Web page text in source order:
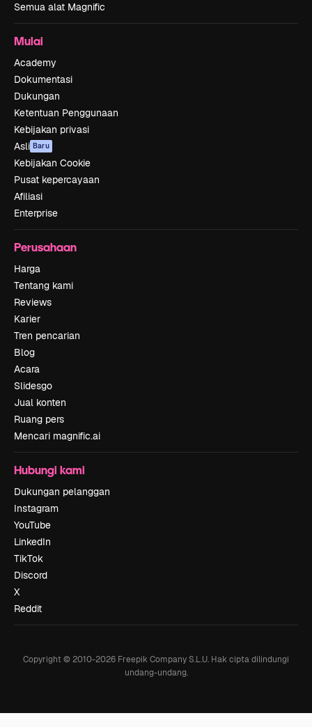
Semua alat Magnific
Mulai
Academy
Dokumentasi
Dukungan
Ketentuan Penggunaan
Kebijakan privasi
Asli Baru
Kebijakan Cookie
Pusat kepercayaan
Afiliasi
Enterprise
Perusahaan
Harga
Tentang kami
Reviews
Karier
Tren pencarian
Blog
Acara
Slidesgo
Jual konten
Ruang pers
Mencari magnific.ai
Hubungi kami
Dukungan pelanggan
Instagram
YouTube
LinkedIn
TikTok
Discord
X
Reddit
Copyright © 2010-2026 Freepik Company S.L.U. Hak cipta dilindungi
undang-undang.